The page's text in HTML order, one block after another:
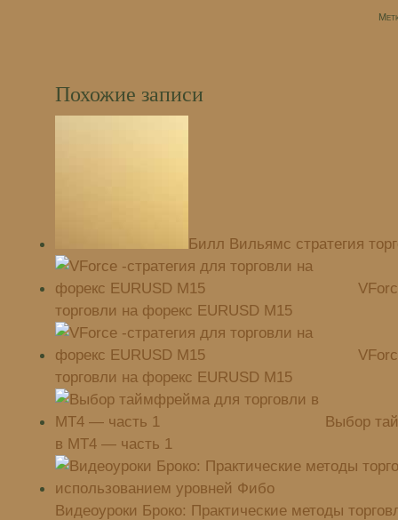
Похожие записи
Билл Вильямс стратегия
торговли на форекс EURUSD M15
торговли на форекс EURUSD M15
Выбор
в МТ4 — часть 1
Видеоуроки Броко: Практические методы